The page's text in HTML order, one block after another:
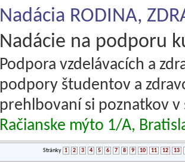
Nadácia RODINA,
Nadácie na podporu
Podpora vzdelávacích a
podpory študentov a
prehlbovaní si poznatkov v
Račianske mýto 1/A,
Stránky 1 2 3 4 5 6 7 8 9 10 11 12 13